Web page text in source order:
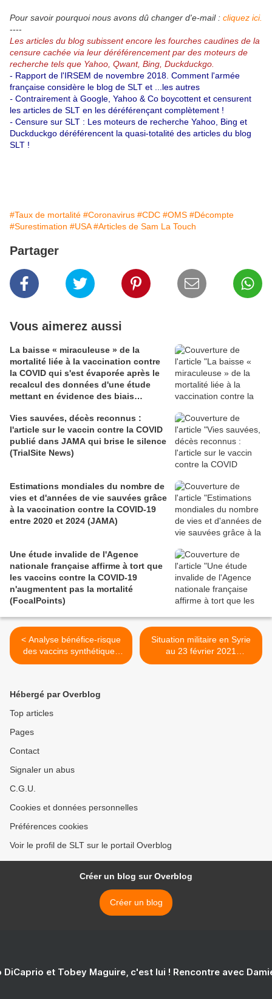
Pour savoir pourquoi nous avons dû changer d'e-mail : cliquez ici.
----
Les articles du blog subissent encore les fourches caudines de la
censure cachée via leur déréférencement par des moteurs de
recherche tels que Yahoo, Qwant, Bing, Duckduckgo.
- Rapport de l'IRSEM de novembre 2018. Comment l'armée
française considère le blog de SLT et ...les autres
- Contrairement à Google, Yahoo & Co boycottent et censurent
les articles de SLT en les déréférençant complètement !
- Censure sur SLT : Les moteurs de recherche Yahoo, Bing et
Duckduckgo déréférencent la quasi-totalité des articles du blog
SLT !
#Taux de mortalité #Coronavirus #CDC #OMS #Décompte
#Surestimation #USA #Articles de Sam La Touch
Partager
Vous aimerez aussi
La baisse « miraculeuse » de la
mortalité liée à la vaccination contre
la COVID qui s'est évaporée après le
recalcul des données d'une étude
mettant en évidence des biais
Vies sauvées, décès reconnus :
l'article sur le vaccin contre la COVID
publié dans JAMA qui brise le silence
(TrialSite News)
Estimations mondiales du nombre de
vies et d'années de vie sauvées grâce
à la vaccination contre la COVID-19
entre 2020 et 2024 (JAMA)
Une étude invalide de l'Agence
nationale française affirme à tort que
les vaccins contre la COVID-19
n'augmentent pas la mortalité
(FocalPoints)
< Analyse bénéfice-risque
des vaccins synthétiques
anti-Covid à ARNm (Off
Situation militaire en Syrie
au 23 février 2021
(Southfront) >
Hébergé par Overblog
Top articles
Pages
Contact
Signaler un abus
C.G.U.
Cookies et données personnelles
Préférences cookies
Voir le profil de SLT sur le portail Overblog
Créer un blog sur Overblog
Créer un blog
DiCaprio et Tobey Maguire, c'est lui ! Rencontre avec